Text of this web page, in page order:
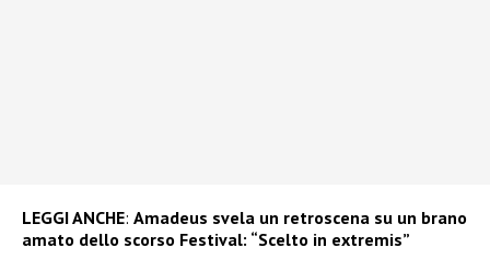
LEGGI ANCHE: Amadeus svela un retroscena su un brano
amato dello scorso Festival: “Scelto in extremis”